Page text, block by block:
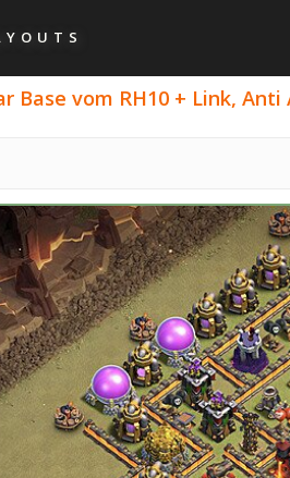
Base vom RH10 + Link,